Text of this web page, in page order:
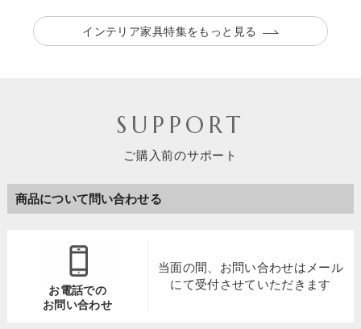
インテリア家具特集をもっと見る
SUPPORT
ご購入前のサポート
商品について問い合わせる
お電話での
お問い合わせ
当面の間、お問い合わせは メール
にて受付させていただきます